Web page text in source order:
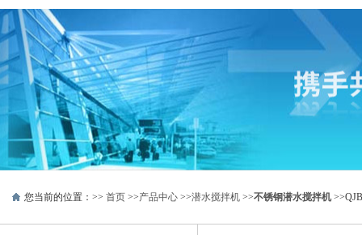
您当前的位置：>> 首页 >>产品中心 >>潜水搅拌机 >>不锈钢潜水搅拌机